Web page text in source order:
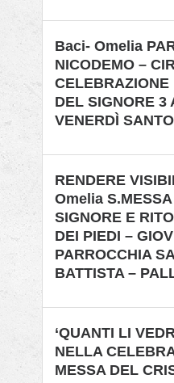
Baci- Omelia
NICODEMO –
DEL SIGNORE 3
VENERDÌ SANTO
RENDERE
Omelia
SIGNORE E
DEI PIEDI –
PARROCCHIA
BATTISTA –
‘QUANTI LI
NELLA
MESSA DEL